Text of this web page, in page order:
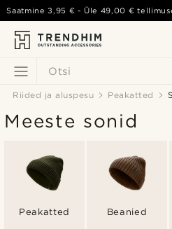
Otsi
Saatmine3,95 € - Üle 49,00 €
Riided ja aluspesu Peakatted
Meeste sonid
Peakatted Beanied